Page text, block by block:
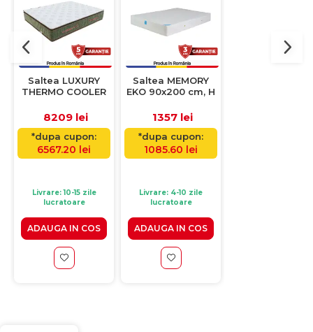
Saltea LUXURY
THERMO COOLER
cm, H 39 cm
8209 lei
*dupa cupon:
6567.20 lei
Livrare: 10-15 zile
lucratoare
ADAUGA IN COS
Saltea MEMORY
EKO 90x200 cm, H
memorie
1357 lei
*dupa cupon:
1085.60 lei
Livrare: 4-10 zile
lucratoare
ADAUGA IN COS